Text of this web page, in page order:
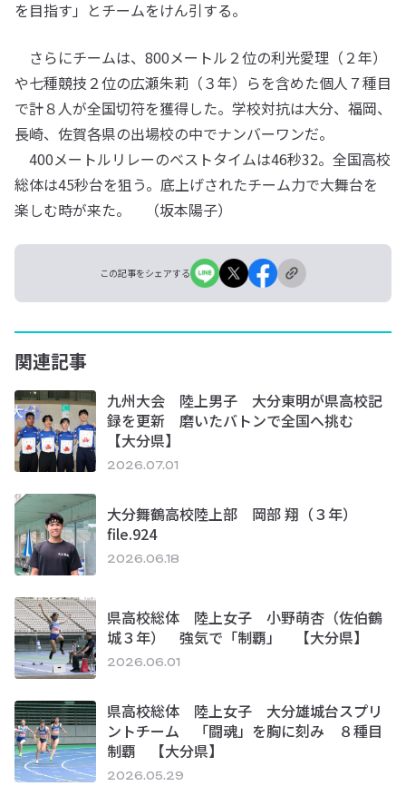
を目指す」とチームをけん引する。
さらにチームは、800メートル２位の利光愛理（２年）
や七種競技２位の広瀬朱莉（３年）らを含めた個人７種目
で計８人が全国切符を獲得した。学校対抗は大分、福岡、
長崎、佐賀各県の出場校の中でナンバーワンだ。
400メートルリレーのベストタイムは46秒32。全国高校
総体は45秒台を狙う。底上げされたチーム力で大舞台を
楽しむ時が来た。 （坂本陽子）
この記事をシェアする
関連記事
九州大会 陸上男子 大分東明が県高校記
録を更新 磨いたバトンで全国へ挑む
【大分県】
2026.07.01
大分舞鶴高校陸上部 岡部 翔（３年）
file.924
2026.06.18
県高校総体 陸上女子 小野萌杏（佐伯鶴
城３年） 強気で「制覇」 【大分県】
2026.06.01
県高校総体 陸上女子 大分雄城台スプリ
ントチーム 「闘魂」を胸に刻み ８種目
制覇 【大分県】
2026.05.29